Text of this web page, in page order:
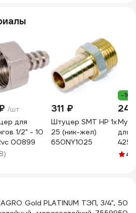
/шт
для
1/2" - 10
00899
311 ₽
Штуцер SMT НР 1х
25 (ник-жел)
650NY1025
-
для
4.3
Gold PLATINUM ТЭП, 3/4", 50